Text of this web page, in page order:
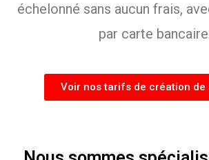
échelonné sans aucun frais,
par carte
Voir nos tarifs de création de